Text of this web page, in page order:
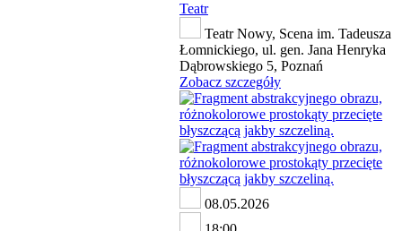
Teatr
Teatr Nowy, Scena im. Tadeusza
Łomnickiego, ul. gen. Jana Henryka
Dąbrowskiego 5, Poznań
Zobacz szczegóły
08.05.2026